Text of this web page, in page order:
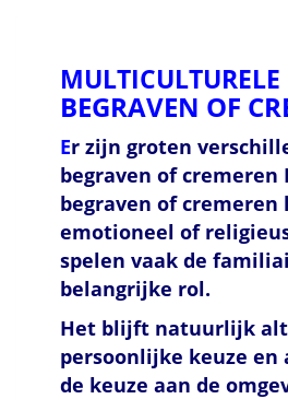
MULTICULTURELE
BEGRAVEN OF
Er zijn groten
begraven of cremeren
begraven of cremeren
emotioneel of
spelen vaak de
belangrijke rol.
Het blijft natuurlijk
persoonlijke keuze en
de keuze aan de